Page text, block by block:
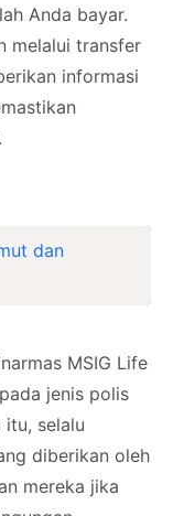
Anda bayar.
melalui transfer
informasi
dan
MSIG Life
jenis polis
itu, selalu
diberikan oleh
mereka jika